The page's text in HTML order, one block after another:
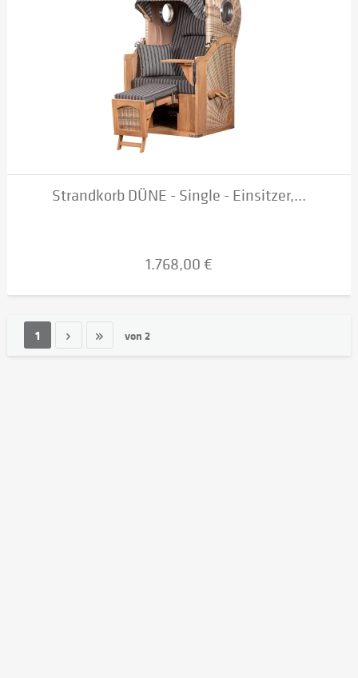
Strandkorb DÜNE - Single - Einsitzer,...
1.768,00 €
1 von 2